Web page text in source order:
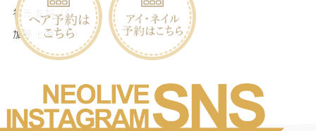
福元 友梨（4）
加藤 七海（32）